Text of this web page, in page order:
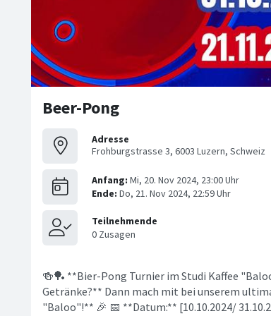
Beer-Pong
Adresse
Frohburgstrasse 3, 6003 Luzern, Schweiz
🍻🏓 **Bier-Pong Turnier im Studi Kaffee
Getränke?** Dann mach mit bei unserem
"Baloo"!** 🎉 📅 **Datum:** [10.10.2024/